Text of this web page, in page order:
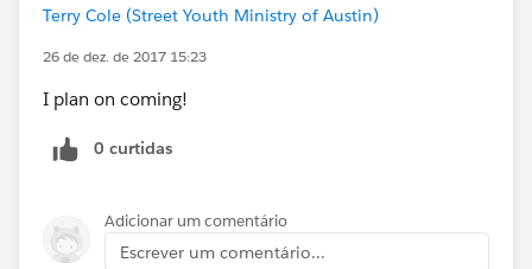
Terry Cole (Street Youth Ministry of Austin)
26 de dez. de 2017 15:23
I plan on coming!
0 curtidas
Adicionar um comentário
Escrever um comentário...